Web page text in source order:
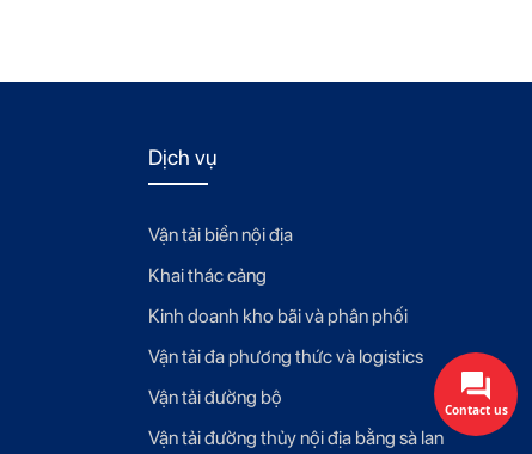
Dịch vụ
Vận tải biển nội địa
Khai thác cảng
Kinh doanh kho bãi và phân phối
Vận tải đa phương thức và logistics
Vận tải đường bộ
Vận tải đường thủy nội địa bằng sà lan
Contact us